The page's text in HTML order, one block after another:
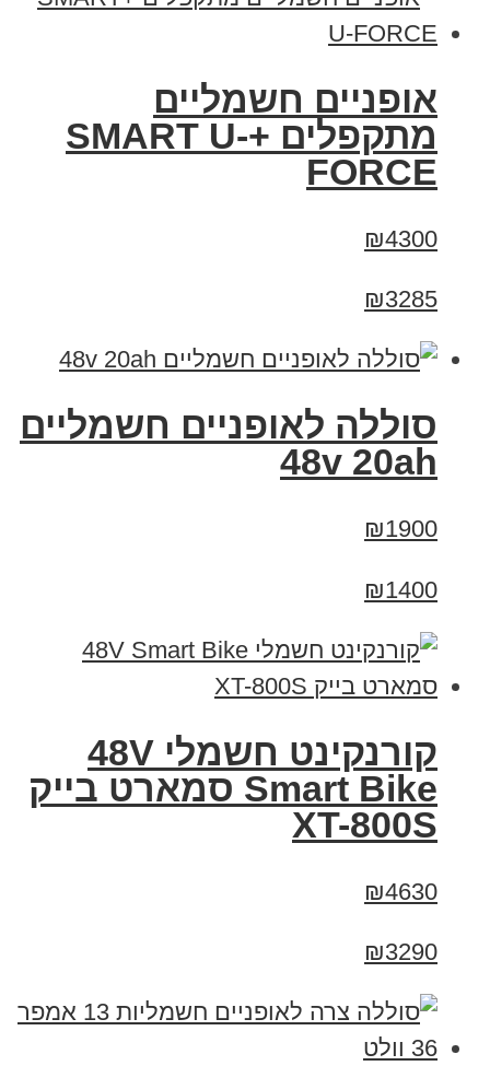
אופניים חשמליים
מתקפלים +SMART U-
FORCE
₪4300
₪3285
סוללה לאופניים חשמליים
48v 20ah
₪1900
₪1400
קורנקינט חשמלי 48V
Smart Bike סמארט בייק
XT-800S
₪4630
₪3290